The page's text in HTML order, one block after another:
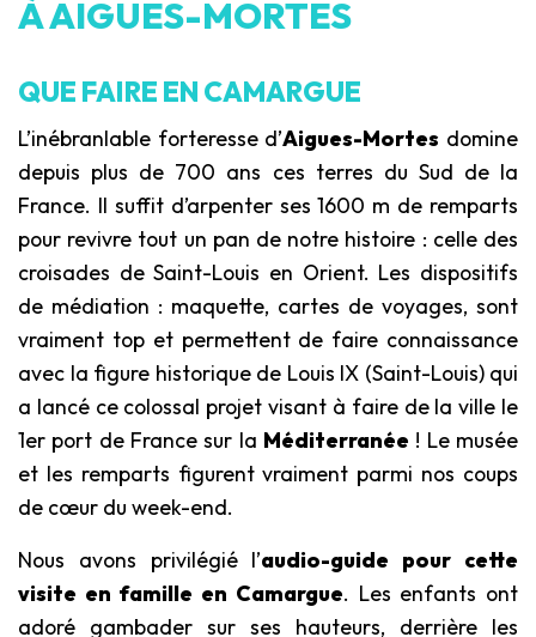
À AIGUES-MORTES
QUE FAIRE EN CAMARGUE
L’inébranlable forteresse d’Aigues-Mortes domine
depuis plus de 700 ans ces terres du Sud de la
France. Il suffit d’arpenter ses 1600 m de remparts
pour revivre tout un pan de notre histoire : celle des
croisades de Saint-Louis en Orient. Les dispositifs
de médiation : maquette, cartes de voyages, sont
vraiment top et permettent de faire connaissance
avec la figure historique de Louis IX (Saint-Louis) qui
a lancé ce colossal projet visant à faire de la ville le
1er port de France sur la Méditerranée ! Le musée
et les remparts figurent vraiment parmi nos coups
de cœur du week-end.
Nous avons privilégié l’audio-guide pour cette
visite en famille en Camargue. Les enfants ont
adoré gambader sur ses hauteurs, derrière les